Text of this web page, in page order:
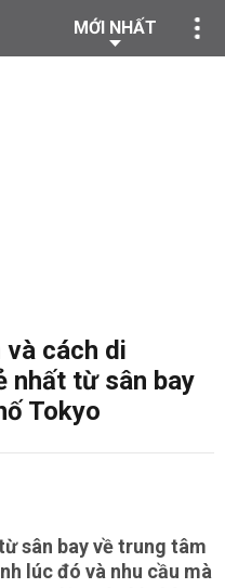
MỚI NHẤT
và cách di
nhất từ sân bay
Tokyo
sân bay về trung tâm
lúc đó và nhu cầu mà